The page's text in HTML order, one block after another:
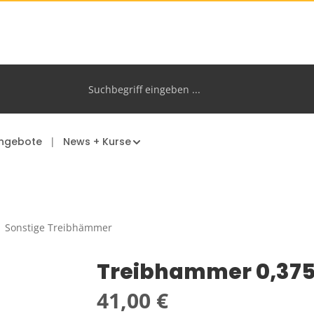
News + Kurse
Sonstige Treibhämmer
Treibhammer
Regulärer Preis:
41,00 €